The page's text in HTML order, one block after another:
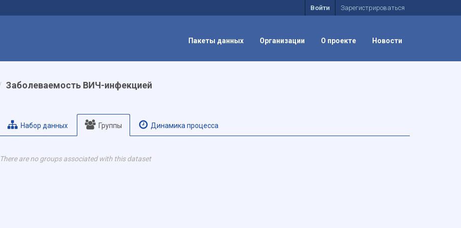
Войти Зарегистрироваться
Пакеты данных Организации О проекте Новости
Заболеваемость ВИЧ-инфекцией
Набор данных Группы Динамика процесса
There are no groups associated with this dataset